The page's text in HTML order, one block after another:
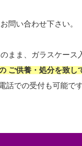
問い合わせ下さい。
まま、ガラスケース
ご供養・処分を致し
話での受付も可能で